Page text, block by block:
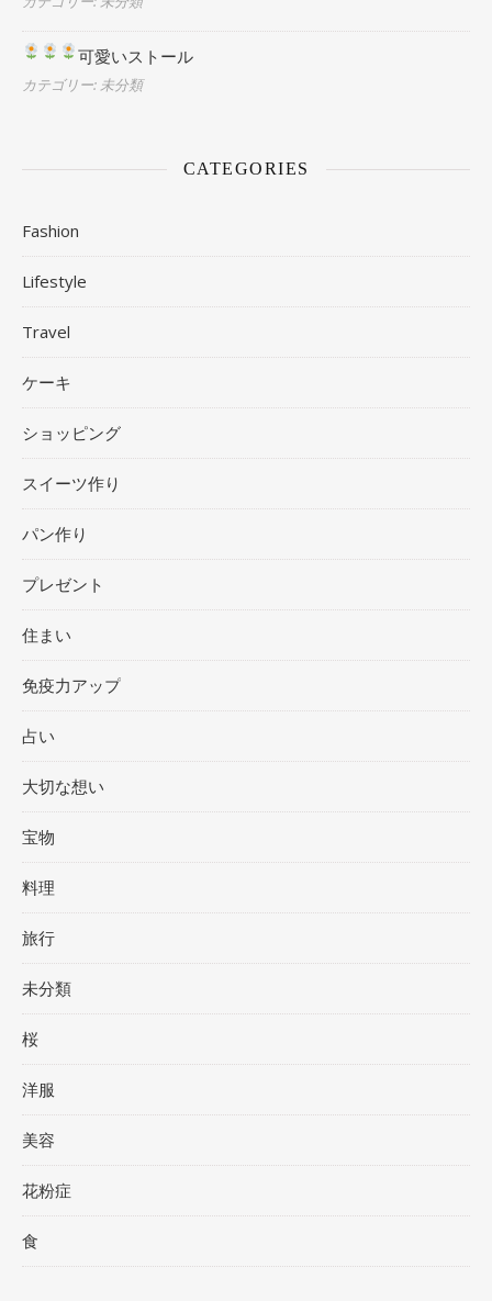
可愛いストール
カテゴリー: 未分類
CATEGORIES
Fashion
Lifestyle
Travel
ケーキ
ショッピング
スイーツ作り
パン作り
プレゼント
住まい
免疫力アップ
占い
大切な想い
宝物
料理
旅行
未分類
桜
洋服
美容
花粉症
食